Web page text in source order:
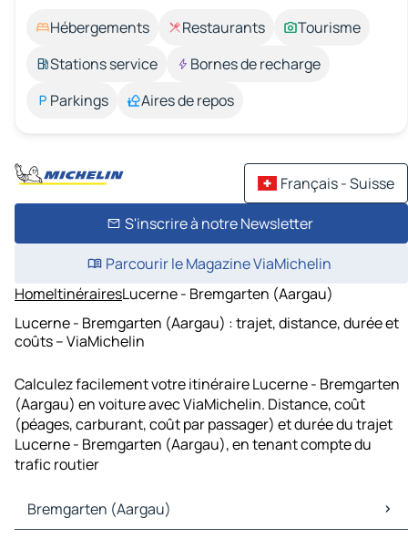
Hébergements Restaurants
Tourisme
Stations service
Bornes de recharge
Parkings
Aires de repos
Français - Suisse
S'inscrire à notre Newsletter
Parcourir le Magazine ViaMichelin
HomeItinérairesLucerne - Bremgarten (Aargau)
Lucerne - Bremgarten (Aargau) : trajet, distance, durée et
coûts – ViaMichelin
Calculez facilement votre itinéraire Lucerne - Bremgarten
(Aargau) en voiture avec ViaMichelin. Distance, coût
(péages, carburant, coût par passager) et durée du trajet
Lucerne - Bremgarten (Aargau), en tenant compte du
trafic routier
Bremgarten (Aargau)